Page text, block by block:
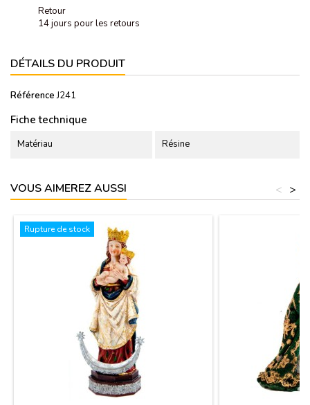
Retour
14 jours pour les retours
DÉTAILS DU PRODUIT
Référence J241
Fiche technique
Matériau Résine
VOUS AIMEREZ AUSSI >
<
Rupture de stock